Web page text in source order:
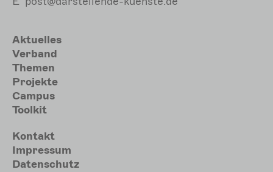
Hauptnavigation
Aktuelles
Verband
Themen
Projekte
Campus
Toolkit
Meta
Kontakt
Impressum
Datenschutz